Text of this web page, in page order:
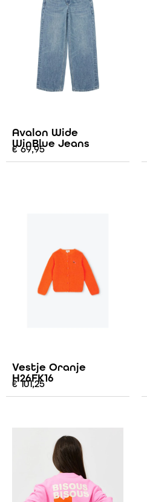
Avalon Wide
WinBlue Jeans
€69,95
Vestje Oranje
H26FK16
€101,25